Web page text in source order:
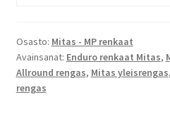
Osasto: Mitas - MP renkaat
Avainsanat: Enduro renkaat Mitas,
Allround rengas, Mitas yleisrengas,
rengas